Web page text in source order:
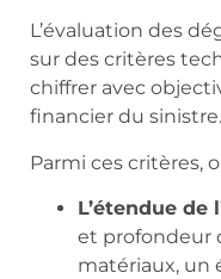
L’évaluation des
sur des critères
chiffrer avec
financier du sinistre.
Parmi ces critères,
L’étendue de
et profondeur
matériaux, un